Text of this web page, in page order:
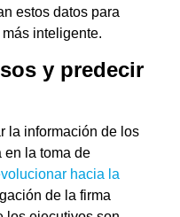
estos datos para
inteligente.
y predecir
la información de los
en la toma de
hacia la
de la firma